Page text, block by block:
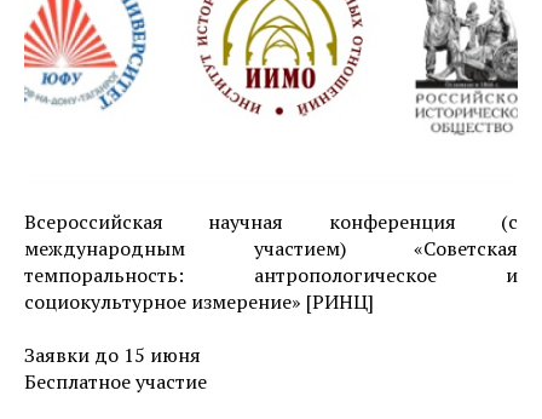
Всероссийская научная конференция (с
международным участием) «Советская
темпоральность: антропологическое и
социокультурное измерение» [РИНЦ]
Заявки до 15 июня
Бесплатное участие